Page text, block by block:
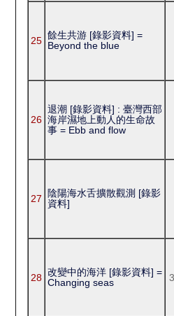
25 餘生共游 [錄影資料] =
Beyond the blue
26
退潮 [錄影資料] : 臺灣西部
海岸濕地上動人的生命故
事 = Ebb and flow
27
陰陽海水舌擴散觀測 [錄影
資料]
28 改變中的海洋 [錄影資料] =
Changing seas